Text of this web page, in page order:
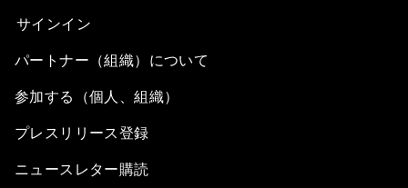
サインイン
パートナー（組織）について
参加する（個人、組織）
プレスリリース登録
ニュースレター購読